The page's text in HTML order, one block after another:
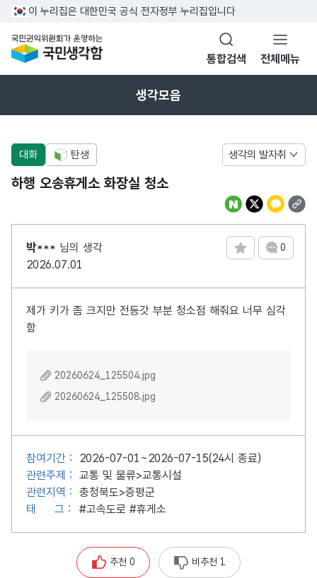
반복영역 건너뛰기
이 누리집은 대한민국 공식 전자정부 누리집입니다
국민권익위원회가 운영하는 국민생각함
통합검색
열기
전체메뉴
생각모음
생각의 발자취
대화 탄생
하행 오송휴게소 화장실 청소
박*** 님의 생각
2026.07.01
댓글 수
0
제가 키가 좀 크지만 전등갓 부분 청소점 해줘요 너무 심각
함
20260624_125504.jpg
20260624_125508.jpg
참여기간 :
2026-07-01~2026-07-15(24시 종료)
관련주제 : 교통 및 물류>교통시설
관련지역 : 충청북도>증평군
태
그 : #고속도로 #휴게소
추천 0 비추천 1